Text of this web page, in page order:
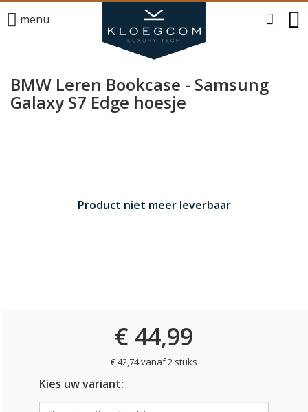
menu
BMW Leren Bookcase - Samsung
Galaxy S7 Edge hoesje
Product niet meer leverbaar
€ 44,99
€ 42,74 vanaf 2 stuks
Kies uw variant: